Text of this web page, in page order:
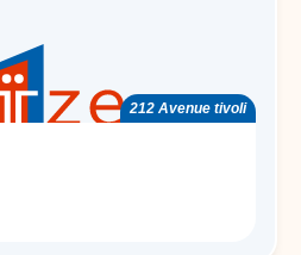
212 Avenue tivoli